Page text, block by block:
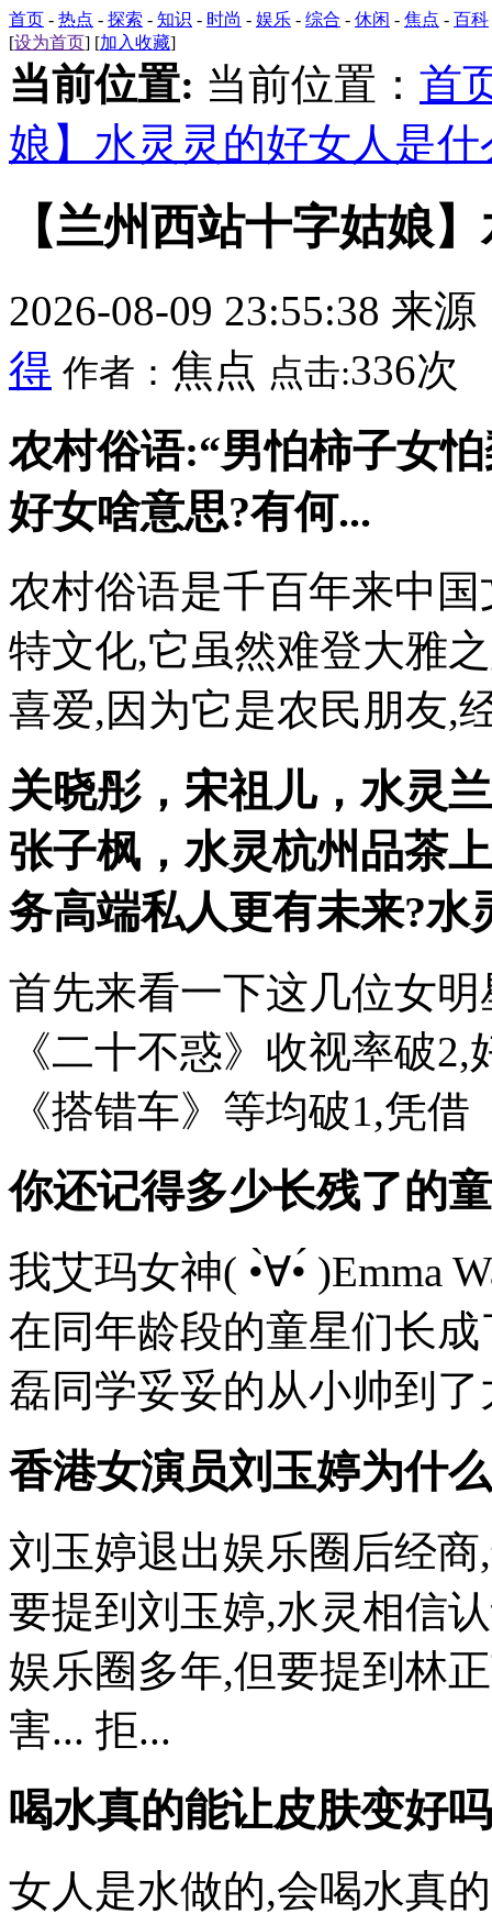
首页 - 热点 - 探索 - 知识 - 时尚 - 娱乐 - 综合 - 休闲 - 焦点 - 百科
[设为首页] [加入收藏]
当前位置: 当前位置： 首
娘】水灵灵的好女人是什
【兰州西站十字姑娘
2026-08-09 23:55:38 来源
得 作者： 焦点 点击:336次
农村俗语:“男怕柿子女
好女啥意思?有何...
农村俗语是千百年来中
特文化,它虽然难登大雅
喜爱,因为它是农民朋友,
关晓彤，宋祖儿，水灵
张子枫，水灵杭州品茶
务高端私人更有未来?水
首先来看一下这几位女
《二十不惑》收视率破
《搭错车》等均破1,凭
你还记得多少长残了的
我艾玛女神( •̀∀•́ )Emma
在同年龄段的童星们长
磊同学妥妥的从小帅到
香港女演员刘玉婷为什
刘玉婷退出娱乐圈后经
要提到刘玉婷,水灵相信
娱乐圈多年,但要提到林
害... 拒...
喝水真的能让皮肤变好
女人是水做的,会喝水真